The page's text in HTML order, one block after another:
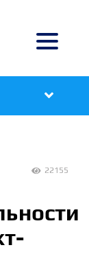

 22155